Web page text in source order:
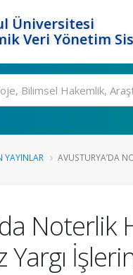
Üniversitesi
Veri Yönetim
YAYINLAR AVUSTURYA’DA
Noterlik
Yargı